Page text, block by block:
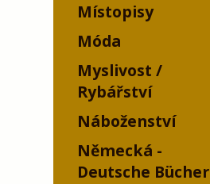
Místopisy
Móda
Myslivost /
Rybářství
Náboženství
Německá -
Deutsche Bücher